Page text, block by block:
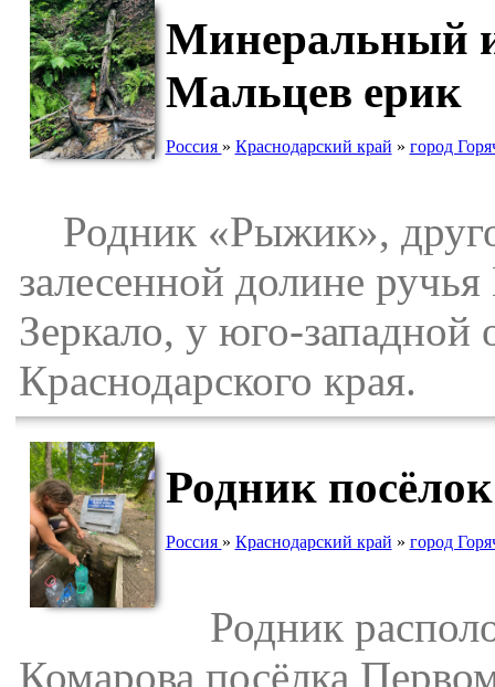
Минеральный
Мальцев ерик
Россия » Краснодарский край » город
Родник «Рыжик»,
залесенной долине
Зеркало, у юго-
Краснодарского края.
Родник
Россия » Краснодарский край » город
Родник
Комарова посёлка